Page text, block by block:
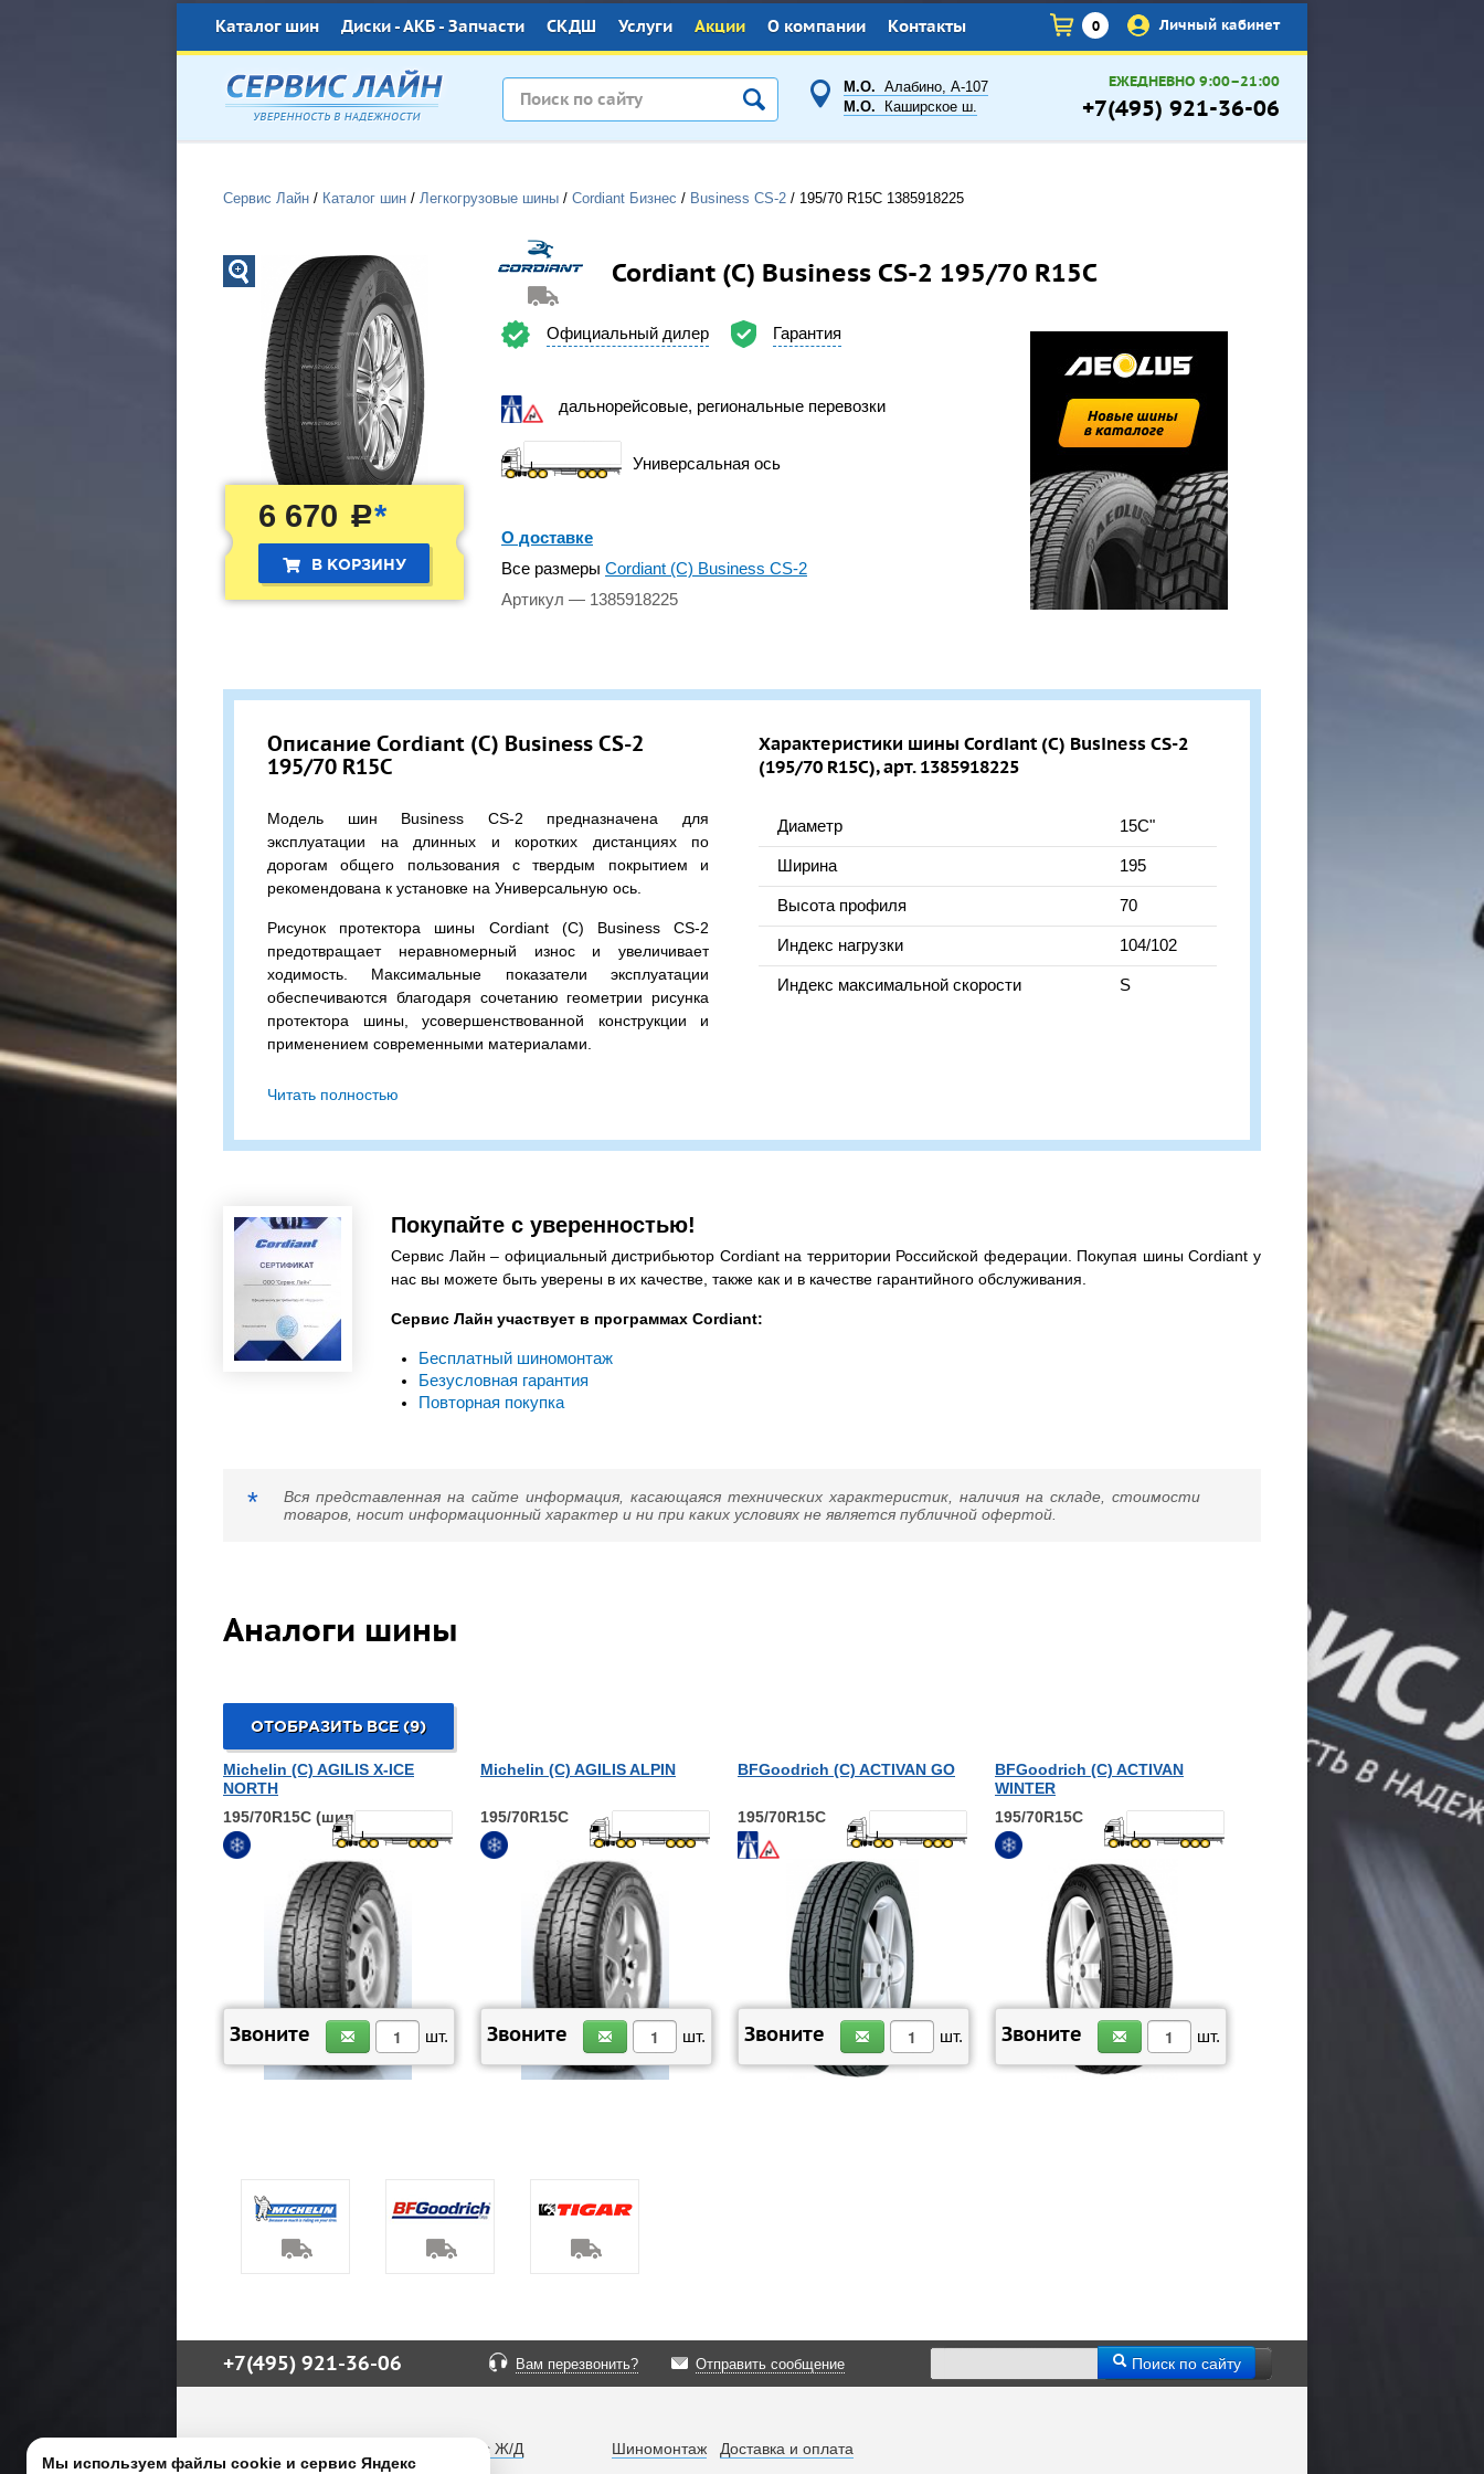
×
Каталог шин Диски - АКБ - Запчасти СКДШ Услуги Акции О компании Контакты 0 Личный кабинет
М.О. Алабино, А-107
М.О. Каширское ш.
ЕЖЕДНЕВНО 9:00–21:00
+7(495) 921-36-06
Сервис Лайн / Каталог шин / Легкогрузовые шины / Cordiant Бизнес / Business CS-2 / 195/70 R15C 1385918225
6 670 c*
В КОРЗИНУ
Cordiant (С) Business CS-2 195/70 R15C
Официальный дилер Гарантия
дальнорейсовые, региональные перевозки
Универсальная ось
О доставке
Все размеры Cordiant (С) Business CS-2
Артикул — 1385918225
Описание Cordiant (С) Business CS-2
195/70 R15C
Модель шин Business CS-2 предназначена для
эксплуатации на длинных и коротких дистанциях по
дорогам общего пользования с твердым покрытием и
рекомендована к установке на Универсальную ось.
Рисунок протектора шины Cordiant (С) Business CS-2
предотвращает неравномерный износ и увеличивает
ходимость. Максимальные показатели эксплуатации
обеспечиваются благодаря сочетанию геометрии рисунка
протектора шины, усовершенствованной конструкции и
применением современными материалами.
скоростью в 180 км/ч.
подходящий вариант!
Читать полностью
Характеристики шины Cordiant (С) Business CS-2
(195/70 R15C), арт. 1385918225
Диаметр 15C"
Ширина 195
Высота профиля 70
Индекс нагрузки 104/102
Индекс максимальной скорости S
Покупайте с уверенностью!
Сервис Лайн – официальный дистрибьютор Cordiant на территории Российской федерации. Покупая шины Cordiant у
нас вы можете быть уверены в их качестве, также как и в качестве гарантийного обслуживания.
Сервис Лайн участвует в программах Cordiant:
Бесплатный шиномонтаж
Безусловная гарантия
Повторная покупка
*
Вся представленная на сайте информация, касающаяся технических характеристик, наличия на складе, стоимости
товаров, носит информационный характер и ни при каких условиях не является публичной офертой.
Аналоги шины
ОТОБРАЗИТЬ ВСЕ (9)
Michelin (С) AGILIS X-ICE
NORTH
195/70R15C (шип.)
ЗАКАЗАТЬ
Звоните шт.
Michelin (С) AGILIS ALPIN
195/70R15C
ЗАКАЗАТЬ
Звоните шт.
BFGoodrich (С) ACTIVAN GO
195/70R15C
ЗАКАЗАТЬ
Звоните шт.
BFGoodrich (С) ACTIVAN
WINTER
195/70R15C
ЗАКАЗАТЬ
Звоните шт.
+7(495) 921-36-06 Вам перезвонить? Отправить сообщение Поиск по сайту
М.О., Алабино, А-107, развязка с Ж/Д Шиномонтаж
Доставка и оплата
Мы используем файлы cookie и сервис Яндекс